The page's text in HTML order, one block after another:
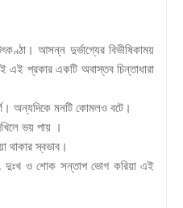
আসন্ন দুর্ভাগ্যের বিভীষিকাময়
এই প্রকার একটি অবাস্তব চিন্তাধারা
অন্যদিকে মনটি কোমলও বটে।
ভয় পায় ।
থাকার স্বভাব।
দুঃখ ও শোক সন্তাপ ভোগ করিয়া এই